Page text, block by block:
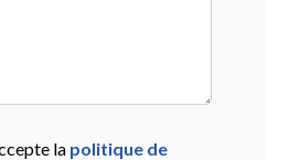
la politique de